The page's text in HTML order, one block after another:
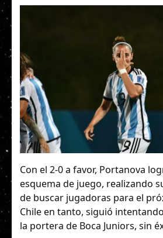
Con el 2-0 a favor, Portanova
esquema de juego, realizando
de buscar jugadoras para el
Chile en tanto, siguió
la portera de Boca Juniors, sin